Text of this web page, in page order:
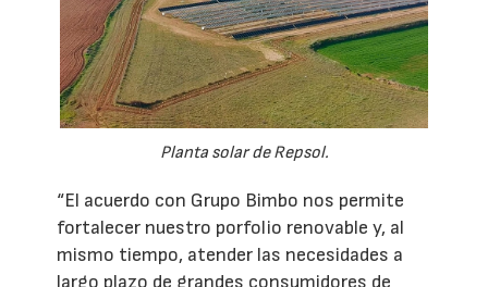
Planta solar de Repsol.
“El acuerdo con Grupo Bimbo nos permite
fortalecer nuestro porfolio renovable y, al
mismo tiempo, atender las necesidades a
largo plazo de grandes consumidores de